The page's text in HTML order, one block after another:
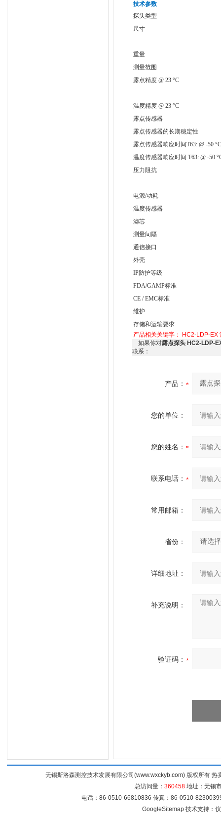
技术参数
探头类型
尺寸
重量
测量范围
露点精度 @ 23 °C
温度精度 @ 23 °C
露点传感器
露点传感器的长期稳定性
露点传感器响应时间Ƭ63: @ -50
温度传感器响应时间 Ƭ63: @ -50
压力阻抗
电源/功耗
温度传感器
滤芯
测量间隔
通信接口
外壳
IP防护等级
FDA/GAMP标准
CE / EMC标准
维护
存储和运输要求
产品相关关键字：
HC2-LDP-EX
如果你对露点探头 HC2-LDP-
联系：
产品：
您的单位：
您的姓名：
联系电话：
常用邮箱：
省份：
详细地址：
补充说明：
验证码：
无锡斯洛森测控技术发展有限公司(www.wxckyb.com) 版权所有
总访问量： 360458 地址：无锡
电话：86-0510-66810836 传真：86-0510-
GoogleSitemap技术支持：